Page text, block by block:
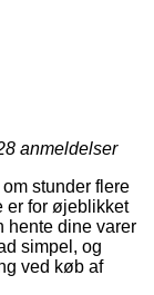
anmeldelser
stunder flere
er for øjeblikket
hente dine varer
simpel, og
ved køb af